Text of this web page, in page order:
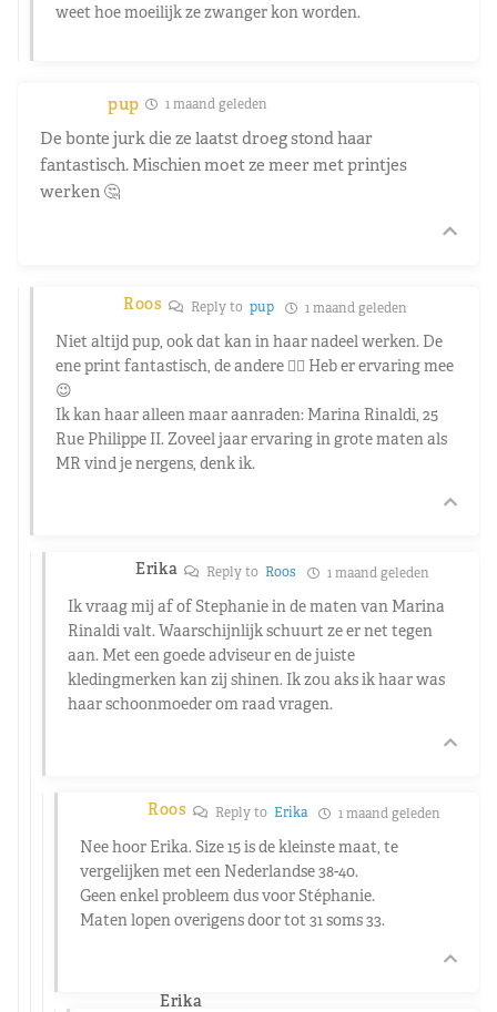
weet hoe moeilijk ze zwanger kon worden.
pup 1 maand geleden
De bonte jurk die ze laatst droeg stond haar
fantastisch. Mischien moet ze meer met printjes
werken 🤔
Roos Reply to pup 1 maand geleden
Niet altijd pup, ook dat kan in haar nadeel werken. De
ene print fantastisch, de andere 😵‍💫 Heb er ervaring mee
😉
Ik kan haar alleen maar aanraden: Marina Rinaldi, 25
Rue Philippe II. Zoveel jaar ervaring in grote maten als
MR vind je nergens, denk ik.
Erika Reply to Roos 1 maand geleden
Ik vraag mij af of Stephanie in de maten van Marina
Rinaldi valt. Waarschijnlijk schuurt ze er net tegen
aan. Met een goede adviseur en de juiste
kledingmerken kan zij shinen. Ik zou aks ik haar was
haar schoonmoeder om raad vragen.
Roos Reply to Erika 1 maand geleden
Nee hoor Erika. Size 15 is de kleinste maat, te
vergelijken met een Nederlandse 38-40.
Geen enkel probleem dus voor Stéphanie.
Maten lopen overigens door tot 31 soms 33.
Erika